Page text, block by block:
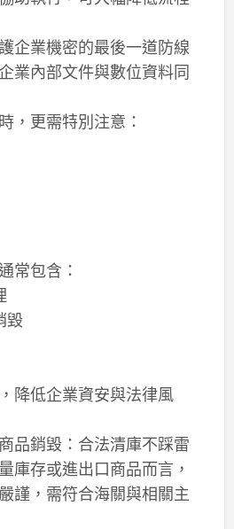
企業機密的最後一道防線
業內部文件與數位資料同
，更需特別注意：
常包含：
毀
降低企業資安與法律風
品銷毀：合法清庫不踩雷
庫存或進出口商品而言，
謹，需符合海關與相關主